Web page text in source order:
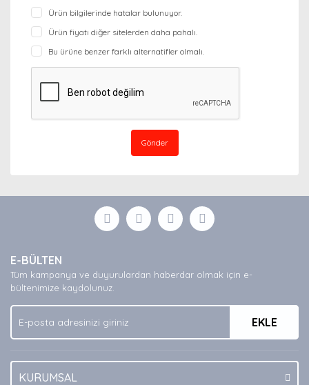
Ürün bilgilerinde hatalar bulunuyor.
Ürün fiyatı diğer sitelerden daha pahalı.
Bu ürüne benzer farklı alternatifler olmalı.
Gönder
E-BÜLTEN
Tüm kampanya ve duyurulardan haberdar olmak için e-
bültenimize kaydolunuz.
EKLE
KURUMSAL